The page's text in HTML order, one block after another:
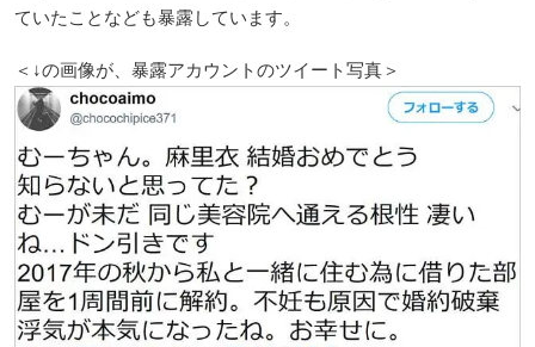
ていたことなども暴露しています。
＜↓の画像が、暴露アカウントのツイート写真＞